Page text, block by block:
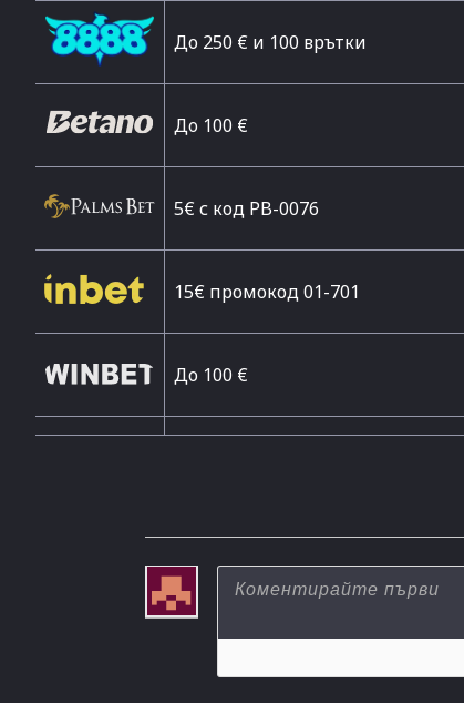
До 250 € и 100 врътки
Дo 100 €
5€ с код PB-0076
15€ промокод 01-701
До 100 €